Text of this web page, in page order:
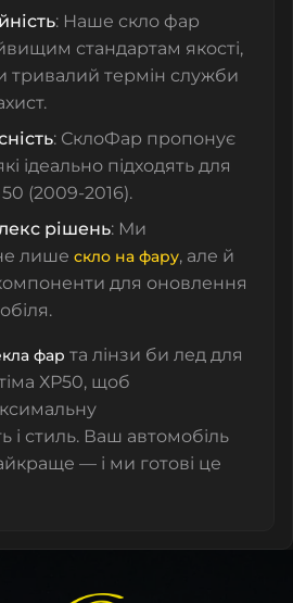
: Наше скло фар
стандартам якості,
тривалий термін служби
: СклоФар пропонує
ідеально підходять для
(2009-2016).
рішень: Ми
лише скло на фару, але й
компоненти для оновлення
фар та лінзи би лед для
ХР50, щоб
і стиль. Ваш автомобіль
— і ми готові це